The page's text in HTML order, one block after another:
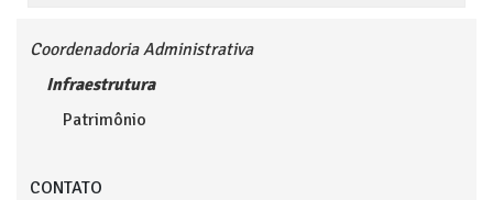
Coordenadoria Administrativa
Infraestrutura
Patrimônio
CONTATO